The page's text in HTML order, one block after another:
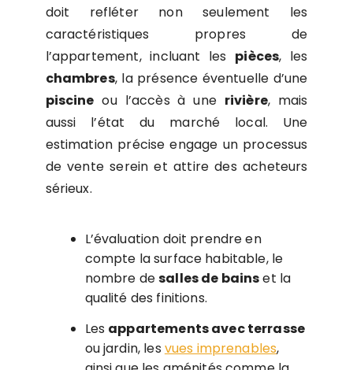
doit refléter non seulement les
caractéristiques propres de
l’appartement, incluant les pièces, les
chambres, la présence éventuelle d’une
piscine ou l’accès à une rivière, mais
aussi l’état du marché local. Une
estimation précise engage un processus
de vente serein et attire des acheteurs
sérieux.
L’évaluation doit prendre en
compte la surface habitable, le
nombre desalles de bainset la
qualité des finitions.
Les appartements avec terrasse
ou jardin, les vues imprenables,